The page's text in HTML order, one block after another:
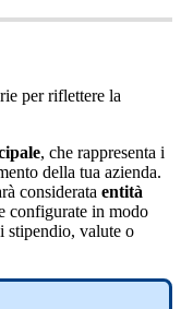
per riflettere la
, che rappresenta i
della tua azienda.
à considerata entità
configurate in modo
stipendio, valute o